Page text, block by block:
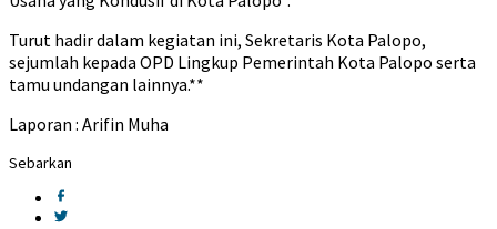
Turut hadir dalam kegiatan ini, Sekretaris Kota Palopo,
sejumlah kepada OPD Lingkup Pemerintah Kota Palopo serta
tamu undangan lainnya.**
Laporan : Arifin Muha
Sebarkan